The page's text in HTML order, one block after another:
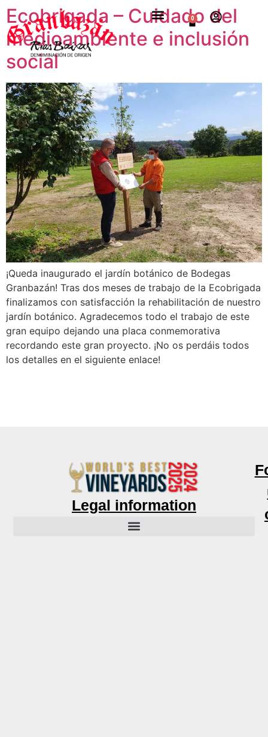
0
Ecobrigada – Cuidado del
medioambiente e inclusión
social
¡Queda inaugurado el jardín botánico de Bodegas
Granbazán! Tras dos meses de trabajo de la Ecobrigada
finalizamos con satisfacción la rehabilitación de nuestro
jardín botánico. Agradecemos todo el trabajo de este
gran equipo dejando una placa conmemorativa
recordando este gran proyecto. ¡No os perdáis todos
los detalles en el siguiente enlace!
Legal information